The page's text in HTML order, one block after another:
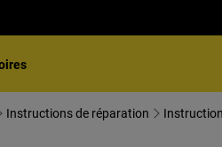
Instructions de réparation